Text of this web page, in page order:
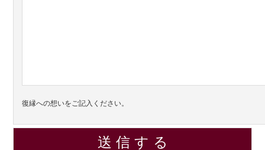
復縁への想いをご記入ください。